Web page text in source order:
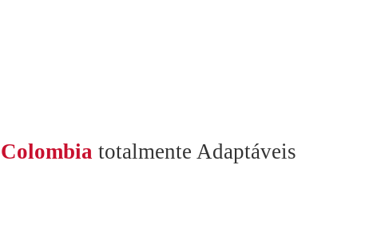
Colombia totalmente Adaptáveis